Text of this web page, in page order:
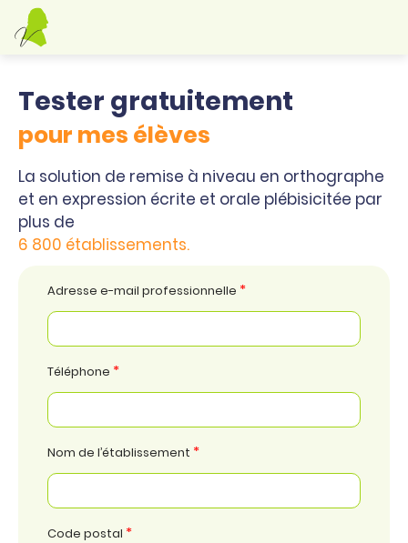
Tester gratuitement
pour mes élèves
La solution de remise à niveau en orthographe
et en expression écrite et orale plébisicitée par
plus de
6 800 établissements.
Adresse e-mail professionnelle *
Téléphone *
Nom de l’établissement *
Code postal *